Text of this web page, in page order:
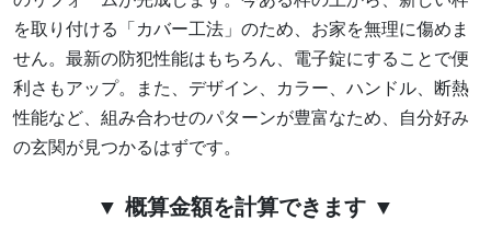
を取り付ける「カバー工法」のため、お家を無理に傷めま
せん。最新の防犯性能はもちろん、電子錠にすることで便
利さもアップ。また、デザイン、カラー、ハンドル、断熱
性能など、組み合わせのパターンが豊富なため、自分好み
の玄関が見つかるはずです。
▼ 概算金額を計算できます ▼